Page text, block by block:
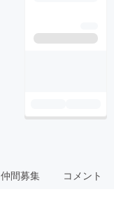
仲間募集 コメント